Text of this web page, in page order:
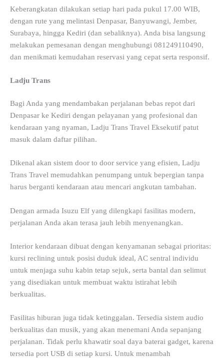
Keberangkatan dilakukan setiap hari pada pukul 17.00 WIB,
dengan rute yang melintasi Denpasar, Banyuwangi, Jember,
Surabaya, hingga Kediri (dan sebaliknya). Anda bisa langsung
melakukan pemesanan dengan menghubungi 081249110490,
dan menikmati kemudahan reservasi yang cepat serta responsif.
Ladju Trans
Bagi Anda yang mendambakan perjalanan bebas repot dari
Denpasar ke Kediri dengan pelayanan yang profesional dan
kendaraan yang nyaman, Ladju Trans Travel Eksekutif patut
masuk dalam daftar pilihan.
Dikenal akan sistem door to door service yang efisien, Ladju
Trans Travel memudahkan penumpang untuk bepergian tanpa
harus berganti kendaraan atau mencari angkutan tambahan.
Dengan armada Isuzu Elf yang dilengkapi fasilitas modern,
perjalanan Anda akan terasa jauh lebih menyenangkan.
Interior kendaraan dibuat dengan kenyamanan sebagai prioritas:
kursi reclining untuk posisi duduk ideal, AC sentral individu
untuk menjaga suhu kabin tetap sejuk, serta bantal dan selimut
yang disediakan untuk membuat waktu istirahat lebih
berkualitas.
Fasilitas hiburan juga tidak ketinggalan. Tersedia sistem audio
berkualitas dan musik, yang akan menemani Anda sepanjang
perjalanan. Tidak perlu khawatir soal daya baterai gadget, karena
tersedia port USB di setiap kursi. Untuk menambah